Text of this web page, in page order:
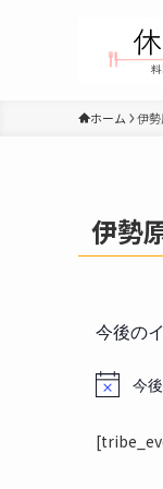
ホーム 伊
伊勢
今後の
N
t
今